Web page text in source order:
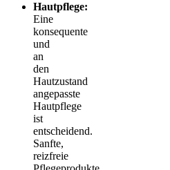
Hautpflege:
Eine
konsequente
und
an
den
Hautzustand
angepasste
Hautpflege
ist
entscheidend.
Sanfte,
reizfreie